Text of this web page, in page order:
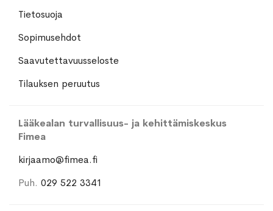
Tietosuoja
Sopimusehdot
Saavutettavuusseloste
Tilauksen peruutus
Lääkealan turvallisuus- ja kehittämiskeskus
Fimea
kirjaamo@fimea.fi
Puh. 029 522 3341